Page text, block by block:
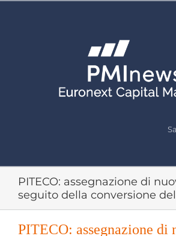
PITECO: assegnazione di
seguito della conversione del
PITECO: assegnazione di